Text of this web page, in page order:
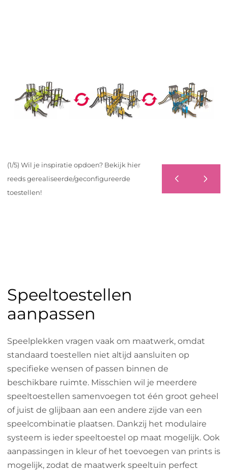
(1/5) Wil je inspiratie opdoen? Bekijk hier
reeds gerealiseerde/geconfigureerde
toestellen!
Speeltoestellen
aanpassen
Speelplekken vragen vaak om maatwerk, omdat
standaard toestellen niet altijd aansluiten op
specifieke wensen of passen binnen de
beschikbare ruimte. Misschien wil je meerdere
speeltoestellen samenvoegen tot één groot geheel
of juist de glijbaan aan een andere zijde van een
speelcombinatie plaatsen. Dankzij het modulaire
systeem is ieder speeltoestel op maat mogelijk. Ook
aanpassingen in kleur of het toevoegen van prints is
mogelijk, zodat de maatwerk speeltuin perfect